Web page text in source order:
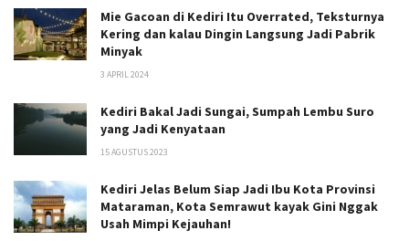
Mie Gacoan di Kediri Itu Overrated, Teksturnya
Kering dan kalau Dingin Langsung Jadi Pabrik
Minyak
3 APRIL 2024
Kediri Bakal Jadi Sungai, Sumpah Lembu Suro
yang Jadi Kenyataan
15 AGUSTUS 2023
Kediri Jelas Belum Siap Jadi Ibu Kota Provinsi
Mataraman, Kota Semrawut kayak Gini Nggak
Usah Mimpi Kejauhan!